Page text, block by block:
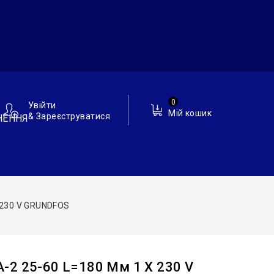
Мій кошик
0
Увійти
& Зареєструватися
V GRUNDFOS
2 25-60 L=180 Мм 1 X 230 V